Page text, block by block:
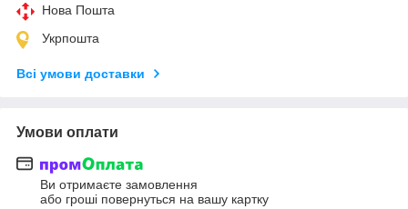
Нова Пошта
Укрпошта
Всі умови доставки
Умови оплати
Ви отримаєте замовлення
або гроші повернуться на вашу картку